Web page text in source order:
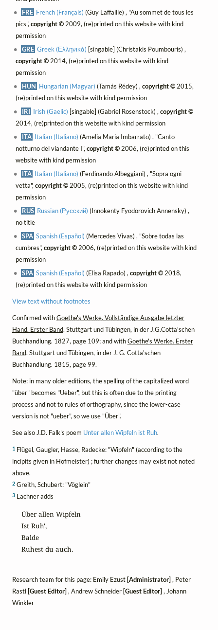
FRE French (Français) (Guy Laffaille) , "Au sommet de tous les
pics", copyright ©2009, (re)printed on this website with kind
permission
GRE Greek (Ελληνικά) [singable] (Christakis Poumbouris) ,
copyright ©2014, (re)printed on this website with kind
permission
HUN Hungarian (Magyar) (Tamás Rédey) ,copyright © 2015,
(re)printed on this website with kind permission
IRI Irish (Gaelic) [singable] (Gabriel Rosenstock) ,copyright ©
2014, (re)printed on this website with kind permission
ITA Italian (Italiano) (Amelia Maria Imbarrato) , "Canto
notturno del viandante I", copyright ©2006, (re)printed on this
website with kind permission
ITA Italian (Italiano) (Ferdinando Albeggiani) , "Sopra ogni
vetta", copyright ©2005, (re)printed on this website with kind
permission
RUS Russian (Русский) (Innokenty Fyodorovich Annensky) ,
no title
SPA Spanish (Español) (Mercedes Vivas) , "Sobre todas las
cumbres", copyright ©2006, (re)printed on this website with kind
permission
SPA Spanish (Español) (Elisa Rapado) ,copyright © 2018,
(re)printed on this website with kind permission
View text without footnotes
Confirmed withGoethe's Werke. Vollständige Ausgabe letzter
Hand. Erster Band. Stuttgart und Tübingen, in der J.G.Cotta'schen
Buchhandlung. 1827, page 109; and withGoethe's Werke. Erster
Band. Stuttgart und Tübingen, in der J. G. Cotta'schen
Buchhandlung. 1815, page 99.
Note: in many older editions, the spelling of the capitalized word
"über" becomes "Ueber", but this is often due to the printing
process and not to rules of orthography, since the lower-case
version is not "ueber", so we use "Über".
See also J.D. Falk's poem Unter allen Wipfeln ist Ruh.
1Flügel, Gaugler, Hasse, Radecke: "Wipfeln" (according to the
incipits given in Hofmeister) ; further changes may exist not noted
above.
2Greith, Schubert: "Vöglein"
3Lachner adds
Über allen Wipfeln
Ist Ruh',
Balde
Ruhest du auch.
Research team for this page: Emily Ezust[Administrator], Peter
Rastl[Guest Editor], Andrew Schneider[Guest Editor], Johann
Winkler